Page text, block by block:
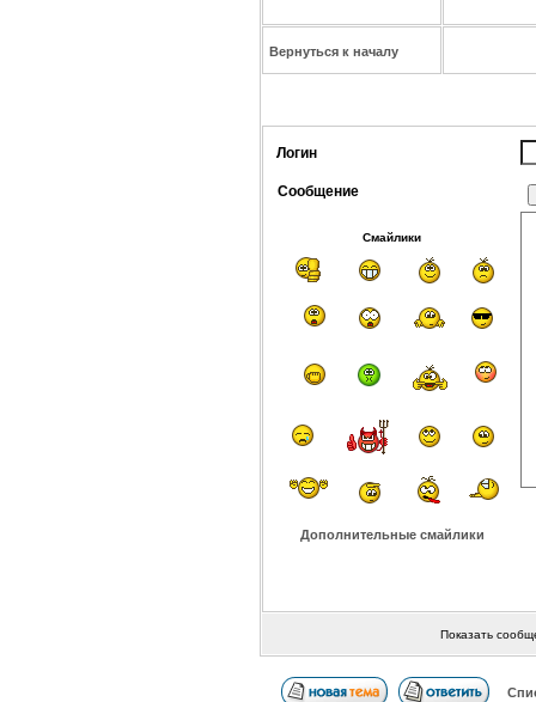
Вернуться к началу
Логин
Сообщение
Смайлики
Дополнительные смайлики
Показать